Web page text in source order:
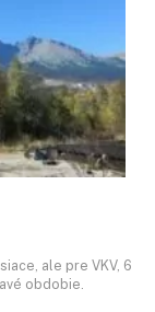
ale pre VKV, 6
obdobie.